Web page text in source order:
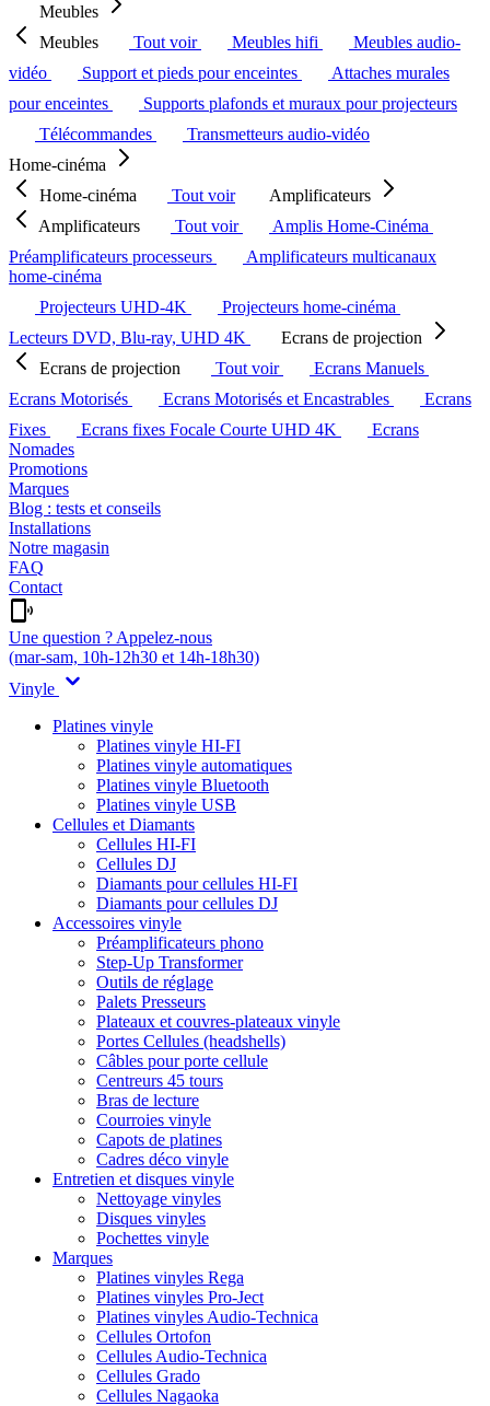
Meubles
Meubles
Tout voir Meubles hifi
Meubles audio-
vidéo
Support et pieds pour enceintes
Attaches murales
pour enceintes
Supports plafonds et muraux pour projecteurs
Télécommandes
Transmetteurs audio-vidéo
Home-cinéma
Home-cinéma
Tout voir
Amplificateurs
Amplificateurs
Tout voir
Amplis Home-Cinéma
Préamplificateurs processeurs
Amplificateurs multicanaux
home-cinéma
Projecteurs UHD-4K
Projecteurs home-cinéma
Lecteurs DVD, Blu-ray, UHD 4K
Ecrans de projection
Ecrans de projection
Tout voir
Ecrans Manuels
Ecrans Motorisés
Ecrans Motorisés et Encastrables
Ecrans
Fixes
Ecrans fixes Focale Courte UHD 4K
Ecrans
Nomades
Promotions
Marques
Blog : tests et conseils
Installations
Notre magasin
FAQ
Contact
Une question ? Appelez-nous
(mar-sam, 10h-12h30 et 14h-18h30)
Vinyle
Platines vinyle
Platines vinyle HI-FI
Platines vinyle automatiques
Platines vinyle Bluetooth
Platines vinyle USB
Cellules et Diamants
Cellules HI-FI
Cellules DJ
Diamants pour cellules HI-FI
Diamants pour cellules DJ
Accessoires vinyle
Préamplificateurs phono
Step-Up Transformer
Outils de réglage
Palets Presseurs
Plateaux et couvres-plateaux vinyle
Portes Cellules (headshells)
Câbles pour porte cellule
Centreurs 45 tours
Bras de lecture
Courroies vinyle
Capots de platines
Cadres déco vinyle
Entretien et disques vinyle
Nettoyage vinyles
Disques vinyles
Pochettes vinyle
Marques
Platines vinyles Rega
Platines vinyles Pro-Ject
Platines vinyles Audio-Technica
Cellules Ortofon
Cellules Audio-Technica
Cellules Grado
Cellules Nagaoka